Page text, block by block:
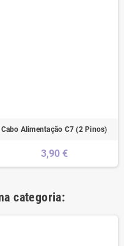
Cabo Alimentação C7 (2 Pinos)
3,90 €
categoria: